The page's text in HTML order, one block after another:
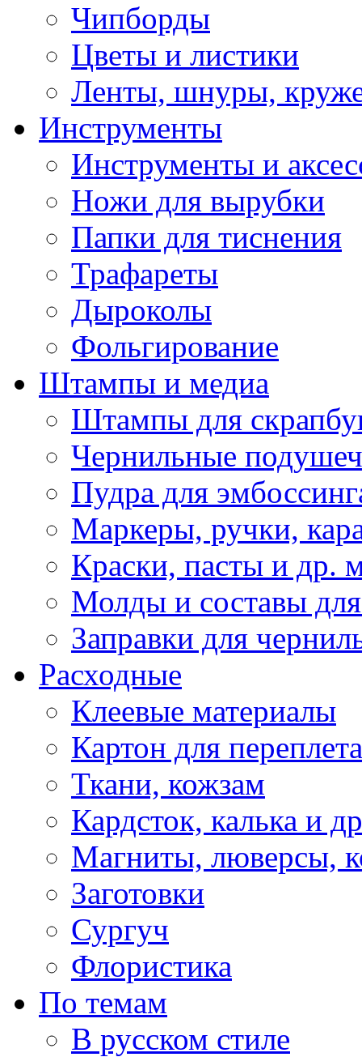
Чипборды
Цветы и листики
Ленты, шнуры,
Инструменты
Инструменты и
Ножи для вырубки
Папки для тиснения
Трафареты
Дыроколы
Фольгирование
Штампы и медиа
Штампы для
Чернильные
Пудра для
Маркеры, ручки,
Краски, пасты и др.
Молды и составы
Заправки для
Расходные
Клеевые материалы
Картон для переплета
Ткани, кожзам
Кардсток, калька и
Магниты, люверсы,
Заготовки
Сургуч
Флористика
По темам
В русском стиле